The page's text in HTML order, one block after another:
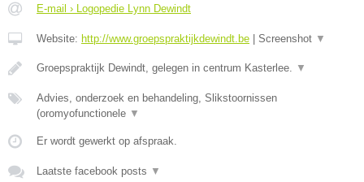
E-mail › Logopedie Lynn Dewindt
Website: http://www.groepspraktijkdewindt.be | Screenshot ▼
Groepspraktijk Dewindt, gelegen in centrum Kasterlee. ▼
Advies, onderzoek en behandeling, Slikstoornissen
(oromyofunctionele ▼
Er wordt gewerkt op afspraak.
Laatste facebook posts ▼